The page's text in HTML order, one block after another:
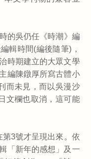
的吳仍任《時潮》編
輯時間(編後隨筆)，
時期建立的大眾文學
編陳鐓厚所寫古體小
而未見，而以吳漫沙
文欄也取消，這可能
3號才呈現出來。依
「新年的感想」及一